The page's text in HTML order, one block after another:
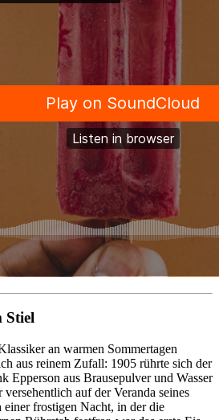
Stiel
an warmen Sommertagen
aus reinem Zufall: 1905 rührte sich der
Epperson aus Brausepulver und Wasser
auf der Veranda seines
einer frostigen Nacht, in der die